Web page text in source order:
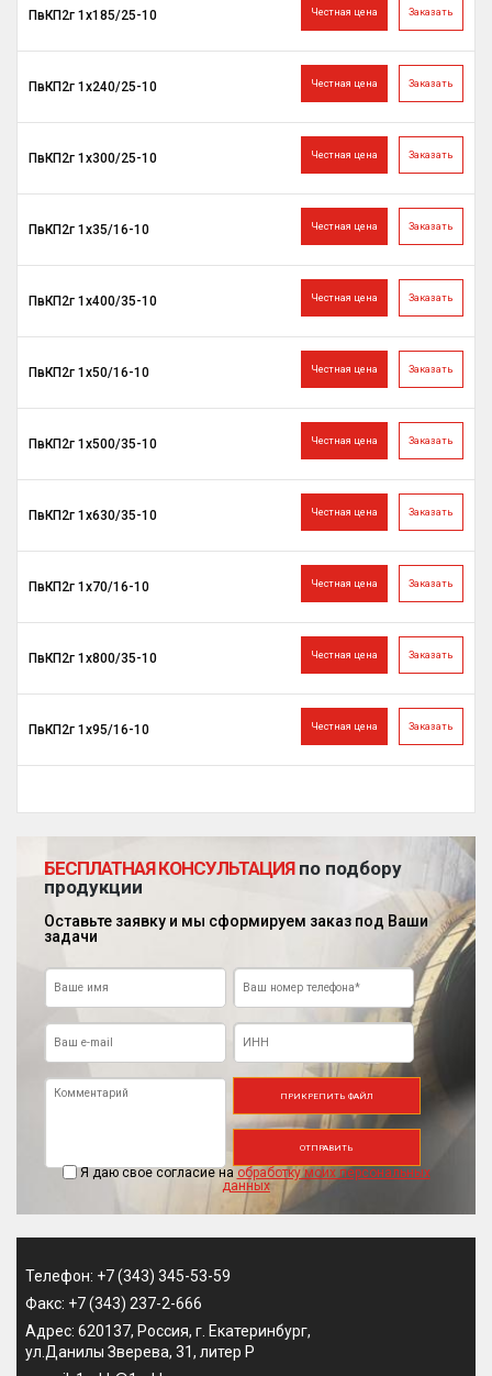
Заказать
Честная цена
ПвКП2г 1х185/25-10
Заказать
Честная цена
ПвКП2г 1х240/25-10
Заказать
Честная цена
ПвКП2г 1х300/25-10
Заказать
Честная цена
ПвКП2г 1х35/16-10
Заказать
Честная цена
ПвКП2г 1х400/35-10
Заказать
Честная цена
ПвКП2г 1х50/16-10
Заказать
Честная цена
ПвКП2г 1х500/35-10
Заказать
Честная цена
ПвКП2г 1х630/35-10
Заказать
Честная цена
ПвКП2г 1х70/16-10
Заказать
Честная цена
ПвКП2г 1х800/35-10
Заказать
Честная цена
ПвКП2г 1х95/16-10
БЕСПЛАТНАЯ КОНСУЛЬТАЦИЯпо подбору
продукции
Оставьте заявку и мы сформируем заказ под Ваши
задачи
ПРИКРЕПИТЬ ФАЙЛ
Я даю свое согласие на обработку моих персональных
данных
ОТПРАВИТЬ
Телефон: +7 (343) 345-53-59
Факс: +7 (343) 237-2-666
Адрес: 620137, Россия, г. Екатеринбург,
ул.Данилы Зверева, 31, литер Р